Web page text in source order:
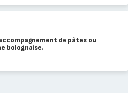
de pâtes ou
bolognaise.